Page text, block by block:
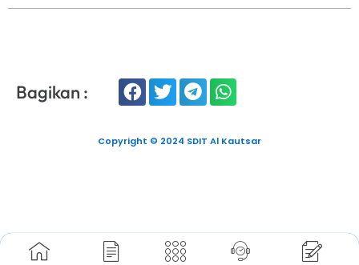
Bagikan :
Copyright © 2024 SDIT Al Kautsar